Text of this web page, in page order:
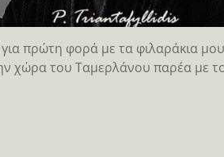
πρώτη φορά με τα φιλαράκια
χώρα του Ταμερλάνου παρέα με